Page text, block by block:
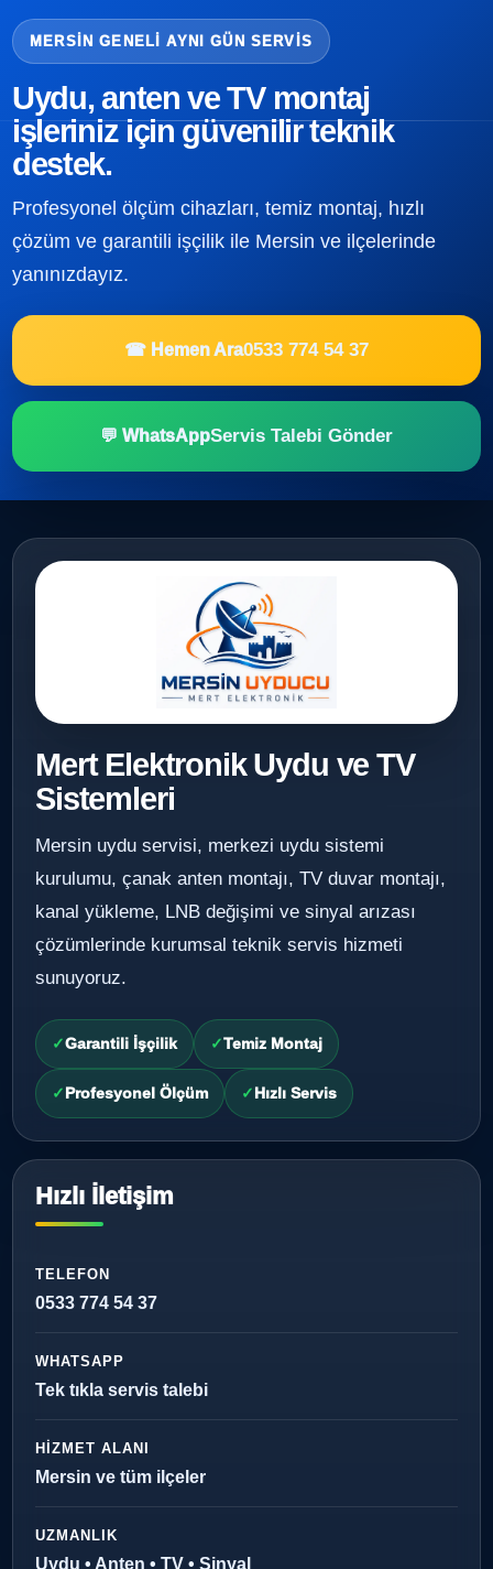
MERSIN GENELI AYNI GÜN SERVIS
Uydu, anten ve TV montaj
işleriniz için güvenilir teknik
destek.
Profesyonel ölçüm cihazları, temiz montaj, hızlı
çözüm ve garantili işçilik ile Mersin ve ilçelerinde
yanınızdayız.
☎ Hemen Ara0533 774 54 37
💬 WhatsAppServis Talebi Gönder
Mert Elektronik Uydu ve TV
Sistemleri
Mersin uydu servisi, merkezi uydu sistemi
kurulumu, çanak anten montajı, TV duvar montajı,
kanal yükleme, LNB değişimi ve sinyal arızası
çözümlerinde kurumsal teknik servis hizmeti
sunuyoruz.
Garantili İşçilik Temiz Montaj
Profesyonel Ölçüm Hızlı Servis
Hızlı İletişim
TELEFON
0533 774 54 37
WHATSAPP
Tek tıkla servis talebi
HIZMET ALANI
Mersin ve tüm ilçeler
UZMANLIK
Uydu • Anten • TV • Sinyal